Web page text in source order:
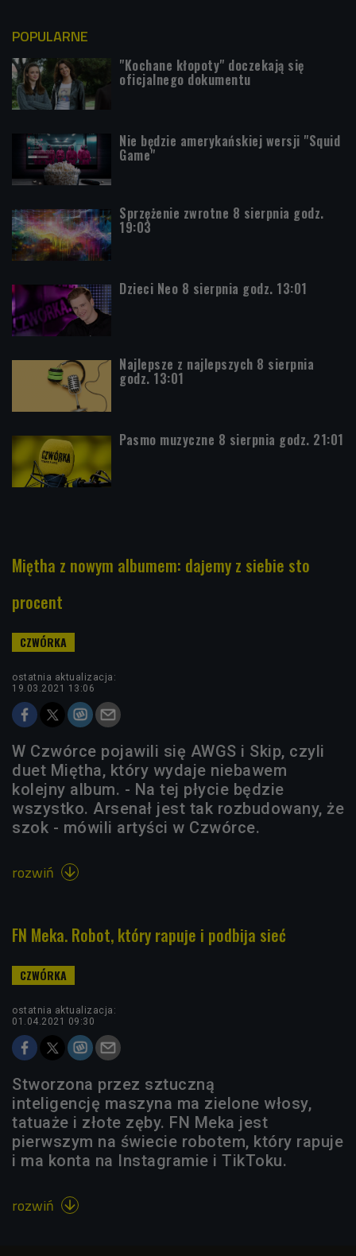
POPULARNE
"Kochane kłopoty" doczekają się
oficjalnego dokumentu
Nie będzie amerykańskiej wersji "Squid
Game"
Sprzężenie zwrotne 8 sierpnia godz.
19:03
Dzieci Neo 8 sierpnia godz. 13:01
Najlepsze z najlepszych 8 sierpnia
godz. 13:01
Pasmo muzyczne 8 sierpnia godz. 21:01
Miętha z nowym albumem: dajemy z siebie sto
procent
ostatnia aktualizacja:
19.03.2021 13:06
W Czwórce pojawili się AWGS i Skip, czyli
duet Miętha, który wydaje niebawem
kolejny album. - Na tej płycie będzie
wszystko. Arsenał jest tak rozbudowany, że
szok - mówili artyści w Czwórce.
rozwiń 
FN Meka. Robot, który rapuje i podbija sieć
ostatnia aktualizacja:
01.04.2021 09:30
Stworzona przez sztuczną
inteligencję maszyna ma zielone włosy,
tatuaże i złote zęby. FN Meka jest
pierwszym na świecie robotem, który rapuje
i ma konta na Instagramie i TikToku.
rozwiń 